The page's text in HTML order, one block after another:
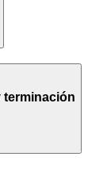
terminación